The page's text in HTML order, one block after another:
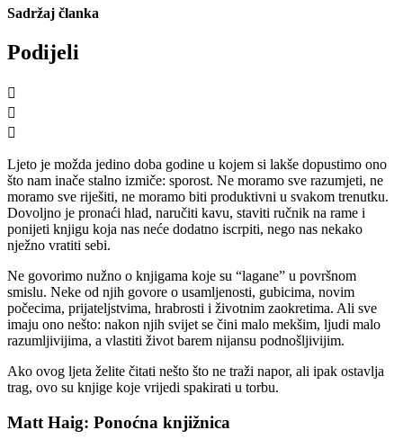
Sadržaj članka
Podijeli
Ljeto je možda jedino doba godine u kojem si lakše dopustimo ono
što nam inače stalno izmiče: sporost. Ne moramo sve razumjeti, ne
moramo sve riješiti, ne moramo biti produktivni u svakom trenutku.
Dovoljno je pronaći hlad, naručiti kavu, staviti ručnik na rame i
ponijeti knjigu koja nas neće dodatno iscrpiti, nego nas nekako
nježno vratiti sebi.
Ne govorimo nužno o knjigama koje su “lagane” u površnom
smislu. Neke od njih govore o usamljenosti, gubicima, novim
počecima, prijateljstvima, hrabrosti i životnim zaokretima. Ali sve
imaju ono nešto: nakon njih svijet se čini malo mekšim, ljudi malo
razumljivijima, a vlastiti život barem nijansu podnošljivijim.
Ako ovog ljeta želite čitati nešto što ne traži napor, ali ipak ostavlja
trag, ovo su knjige koje vrijedi spakirati u torbu.
Matt Haig: Ponoćna knjižnica